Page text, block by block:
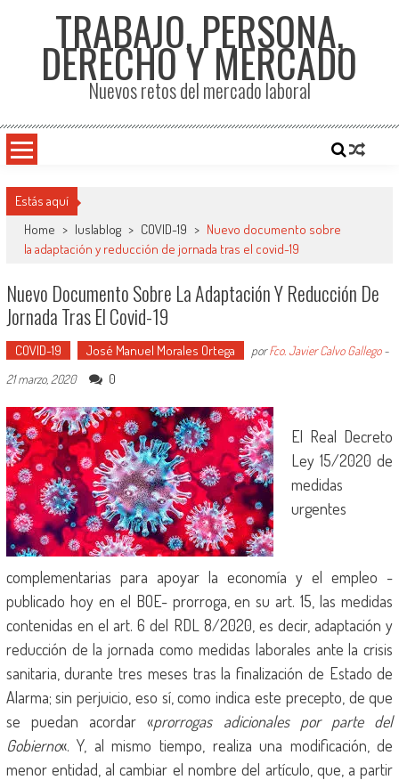
TRABAJO, PERSONA,
DERECHO Y MERCADO
Nuevos retos del mercado laboral
Estás aquí
Home > Iuslablog > COVID-19 > Nuevo documento sobre
la adaptación y reducción de jornada tras el covid-19
Nuevo Documento Sobre La Adaptación Y Reducción De
Jornada Tras El Covid-19
COVID-19 José Manuel Morales Ortega porFco. Javier Calvo Gallego-
21 marzo, 2020
0
El Real Decreto
Ley 15/2020 de
medidas
urgentes
complementarias para apoyar la economía y el empleo -
publicado hoy en el BOE- prorroga, en su art. 15, las medidas
contenidas en el art. 6 del RDL 8/2020, es decir, adaptación y
reducción de la jornada como medidas laborales ante la crisis
sanitaria, durante tres meses tras la finalización de Estado de
Alarma; sin perjuicio, eso sí, como indica este precepto, de que
se puedan acordar «prorrogas adicionales por parte del
Gobierno«. Y, al mismo tiempo, realiza una modificación, de
menor entidad, al cambiar el nombre del artículo, que, a partir